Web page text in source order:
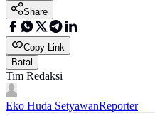
Share
Copy Link
Batal
Tim Redaksi
Eko Huda SetyawanReporter